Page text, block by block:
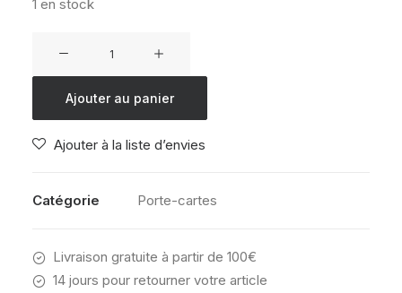
1 en stock
Secrid
bright
Ajouter au panier
Ajouter à la liste d’envies
Catégorie Porte-cartes
Livraison gratuite à partir de 100€
14 jours pour retourner votre article